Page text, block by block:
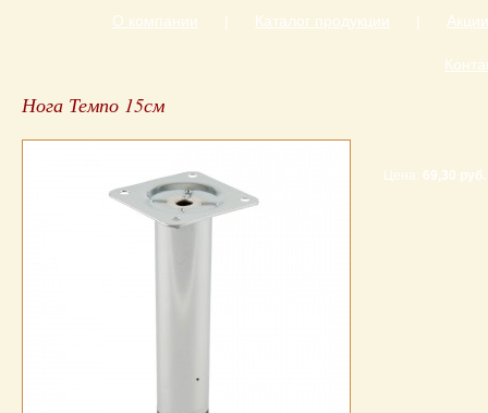
О компании Каталог продукции
Нога Темпо 15см
Цена: 69,30 руб.